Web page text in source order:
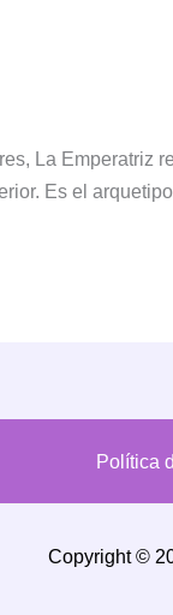
La Emperatriz
Es el
Política
Copyright ©